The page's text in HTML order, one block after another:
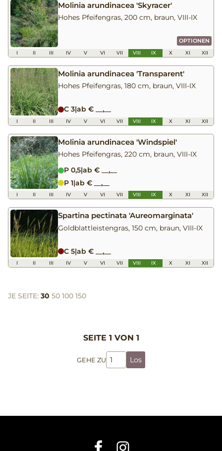
Molinia arundinacea 'Skyracer'
Hohes Pfeifengras, 200 cm, braun, VIII-IX
OPTIONEN
I II III IV V VI VII VIII IX X XI XII
Molinia arundinacea 'Transparent'
Hohes Pfeifengras, 180 cm, braun, VIII-IX
C 3|ab € __,__
I II III IV V VI VII VIII IX X XI XII
Molinia arundinacea 'Windspiel'
Hohes Pfeifengras, 220 cm, braun, VIII-IX
P 0,5|ab € __,__
P 1|ab € __,__
I II III IV V VI VII VIII IX X XI XII
Spartina pectinata 'Aureomarginata'
Goldblattleistengras, 150 cm, braun, VIII-IX
C 5|ab € __,__
I II III IV V VI VII VIII IX X XI XII
JE SEITE: 30 50 100 150
SEITE 1 VON 1
GEHE ZU Los